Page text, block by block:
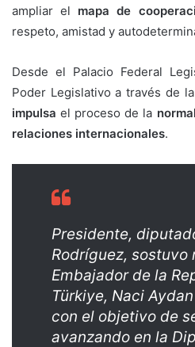
ampliar el mapa de
respeto, amistad y
Desde el Palacio Federal
Poder Legislativo a través de
impulsa el proceso de la
relaciones internacionales.
Presidente,
Rodríguez, sostuvo
Embajador de la
Türkiye, Naci
con el objetivo de
avanzando en la